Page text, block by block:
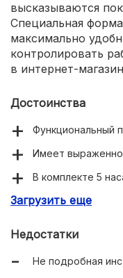
высказываются
Специальная
максимально
контролировать
в интернет-
Достоинства
Функциональный
Имеет
В комплекте 5
Не шумит при
Загрузить еще
Недостатки
Не подробная